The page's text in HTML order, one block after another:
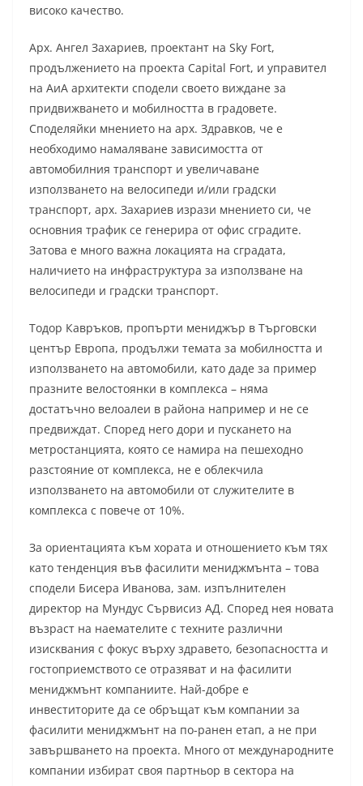
високо качество.
Арх. Ангел Захариев, проектант на Sky Fort,
продължението на проекта Capital Fort, и управител
на АиА архитекти сподели своето виждане за
придвижването и мобилността в градовете.
Споделяйки мнението на арх. Здравков, че е
необходимо намаляване зависимостта от
автомобилния транспорт и увеличаване
използването на велосипеди и/или градски
транспорт, арх. Захариев изрази мнението си, че
основния трафик се генерира от офис сградите.
Затова е много важна локацията на сградата,
наличието на инфраструктура за използване на
велосипеди и градски транспорт.
Тодор Кавръков, пропърти мениджър в Търговски
център Европа, продължи темата за мобилността и
използването на автомобили, като даде за пример
празните велостоянки в комплекса – няма
достатъчно велоалеи в района например и не се
предвиждат. Според него дори и пускането на
метростанцията, която се намира на пешеходно
разстояние от комплекса, не е облекчила
използването на автомобили от служителите в
комплекса с повече от 10%.
За ориентацията към хората и отношението към тях
като тенденция във фасилити мениджмънта – това
сподели Бисера Иванова, зам. изпълнителен
директор на Мундус Сървисиз АД. Според нея новата
възраст на наемателите с техните различни
изисквания с фокус върху здравето, безопасността и
гостоприемството се отразяват и на фасилити
мениджмънт компаниите. Най-добре е
инвеститорите да се обръщат към компании за
фасилити мениджмънт на по-ранен етап, а не при
завършването на проекта. Много от международните
компании избират своя партньор в сектора на